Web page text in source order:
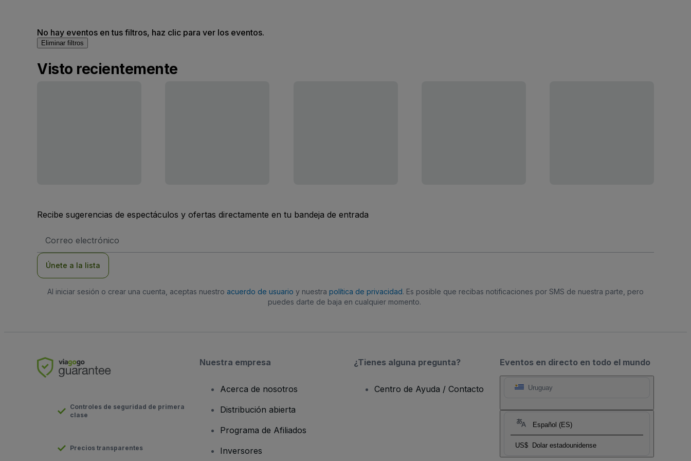
No hay eventos en tus filtros, haz clic para ver los eventos.
Eliminar filtros
Visto recientemente
Recibe sugerencias de espectáculos y ofertas directamente en tu bandeja de entrada
de
Únete a la lista
Al iniciar sesión o crear una cuenta, aceptas nuestro acuerdo de usuario y nuestra política de privacidad. Es posible que recibas notificaciones por SMS de nuestra parte, pero
puedes darte de baja en cualquier momento.
Eventos en directo en todo el mundo
Uruguay
Español (ES)
US$ Dolar estadounidense
Controles de seguridad de primera
clase
Precios transparentes
Nuestra empresa
Acerca de nosotros
Distribución abierta
Programa de Afiliados
Inversores
¿Tienes alguna pregunta?
Centro de Ayuda / Contacto